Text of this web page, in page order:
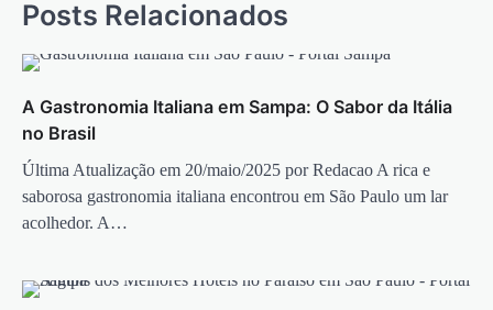
Posts Relacionados
A Gastronomia Italiana em Sampa: O Sabor da Itália
no Brasil
Última Atualização em 20/maio/2025 por Redacao A rica e
saborosa gastronomia italiana encontrou em São Paulo um lar
acolhedor. A…